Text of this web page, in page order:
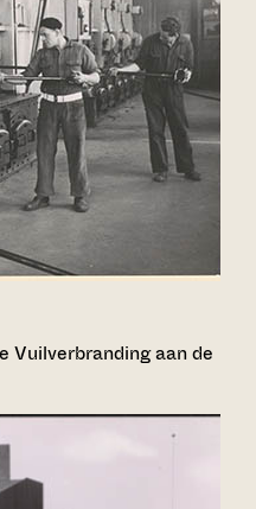
Vuilverbranding aan de